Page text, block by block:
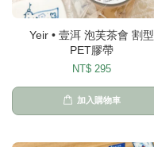
Yeir • 壹洱 泡芙茶會 割型
PET膠帶
NT$ 295
加入購物車